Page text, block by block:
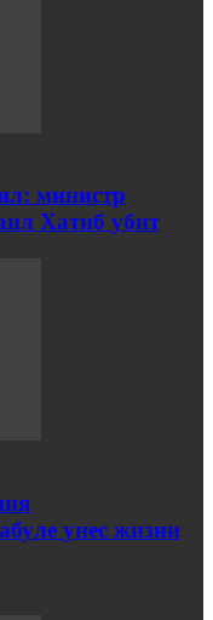
министр
Хатиб убит
унес жизни